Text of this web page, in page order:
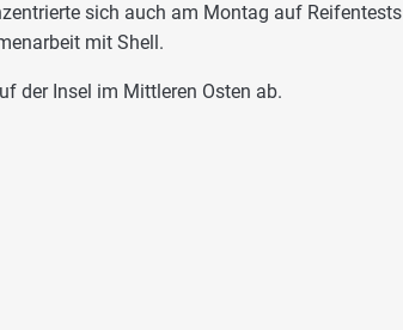
sich auch am Montag auf Reifentests
mit Shell.
der Insel im Mittleren Osten ab.